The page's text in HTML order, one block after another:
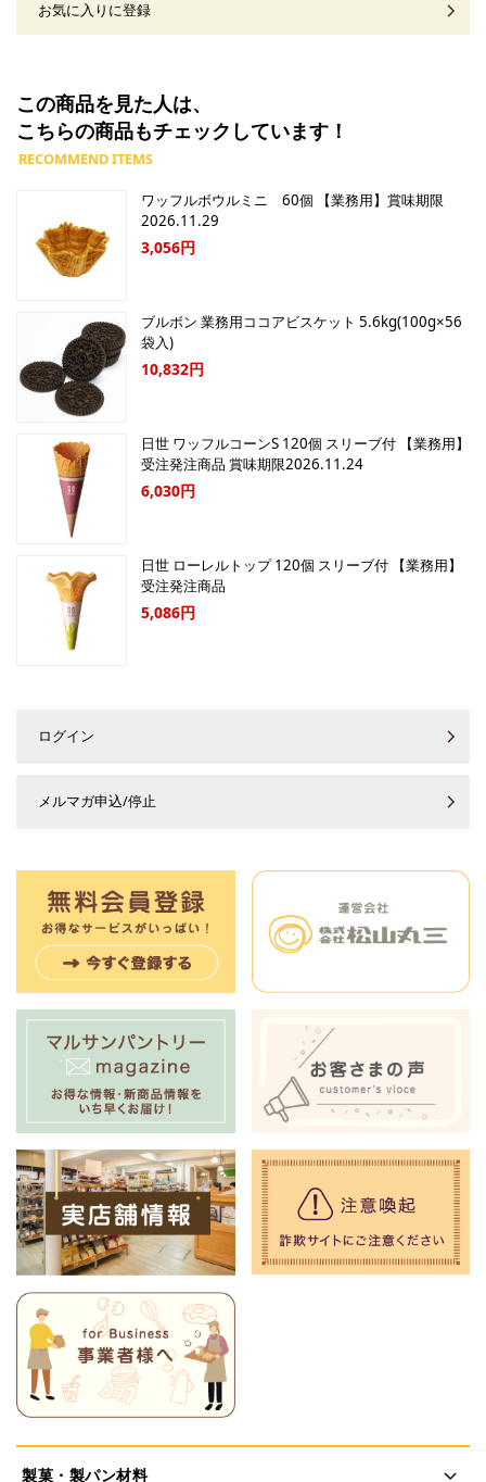
お気に入りに登録
この商品を見た人は、
こちらの商品もチェックしています！
ワッフルボウルミニ 60個 【業務用】賞味期限
2026.11.29
3,056円
ブルボン 業務用ココアビスケット 5.6kg(100g×56
袋入)
10,832円
日世 ワッフルコーンS 120個 スリーブ付 【業務用】
受注発注商品 賞味期限2026.11.24
6,030円
日世 ローレルトップ 120個 スリーブ付 【業務用】
受注発注商品
5,086円
ログイン
メルマガ申込/停止
製菓・製パン材料